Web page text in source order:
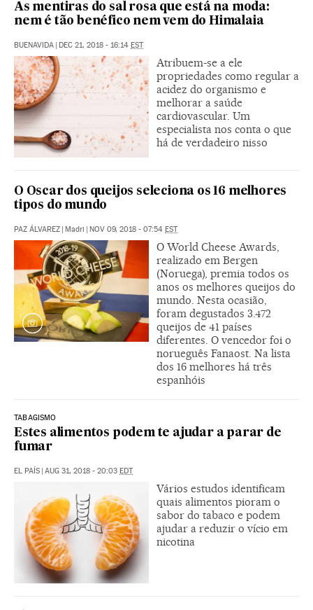
As mentiras do sal rosa que está na moda:
nem é tão benéfico nem vem do Himalaia
BUENAVIDA | DEC 21, 2018 - 16:14 EST
Atribuem-se a ele
propriedades como regular a
acidez do organismo e
melhorar a saúde
cardiovascular. Um
especialista nos conta o que
há de verdadeiro nisso
O Oscar dos queijos seleciona os 16 melhores
tipos do mundo
PAZ ÁLVAREZ | Madri | NOV 09, 2018 - 07:54 EST
O World Cheese Awards,
realizado em Bergen
(Noruega), premia todos os
anos os melhores queijos do
mundo. Nesta ocasião,
foram degustados 3.472
queijos de 41 países
diferentes. O vencedor foi o
norueguês Fanaost. Na lista
dos 16 melhores há três
espanhóis
TABAGISMO
Estes alimentos podem te ajudar a parar de
fumar
EL PAÍS | AUG 31, 2018 - 20:03 EDT
Vários estudos identificam
quais alimentos pioram o
sabor do tabaco e podem
ajudar a reduzir o vício em
nicotina